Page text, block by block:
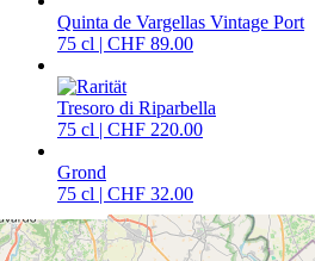
Quinta de Vargellas Vintage Port
75 cl | CHF 89.00
Tresoro di Riparbella
75 cl | CHF 220.00
Grond
75 cl | CHF 32.00
CAVETTA VINOTHEK PFÄFFIKON